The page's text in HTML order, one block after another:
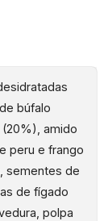
cães,
uma vida
integra 60%
fresca e
a manutenção
físico. A
búfalo
amido
peru e frango
sementes de
de fígado
polpa